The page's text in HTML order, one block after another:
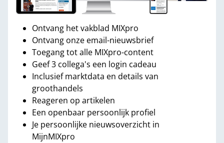
Ontvang het vakblad MIXpro
Ontvang onze email-nieuwsbrief
Toegang tot alle MIXpro-content
Geef 3 collega's een login cadeau
Inclusief marktdata en details van
groothandels
Reageren op artikelen
Een openbaar persoonlijk profiel
Je persoonlijke nieuwsoverzicht in
MijnMIXpro